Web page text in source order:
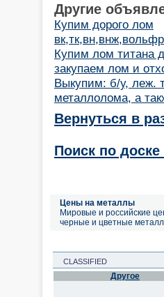
Другие
Купим дорого лом
Купим лом титана
закупаем лом и
Выкупим: б/у, леж.
металлолома, а
Вернуться в
Поиск по
Цены на металлы
Мировые и российские
черные и цветные
CLASSIFIED
Другое